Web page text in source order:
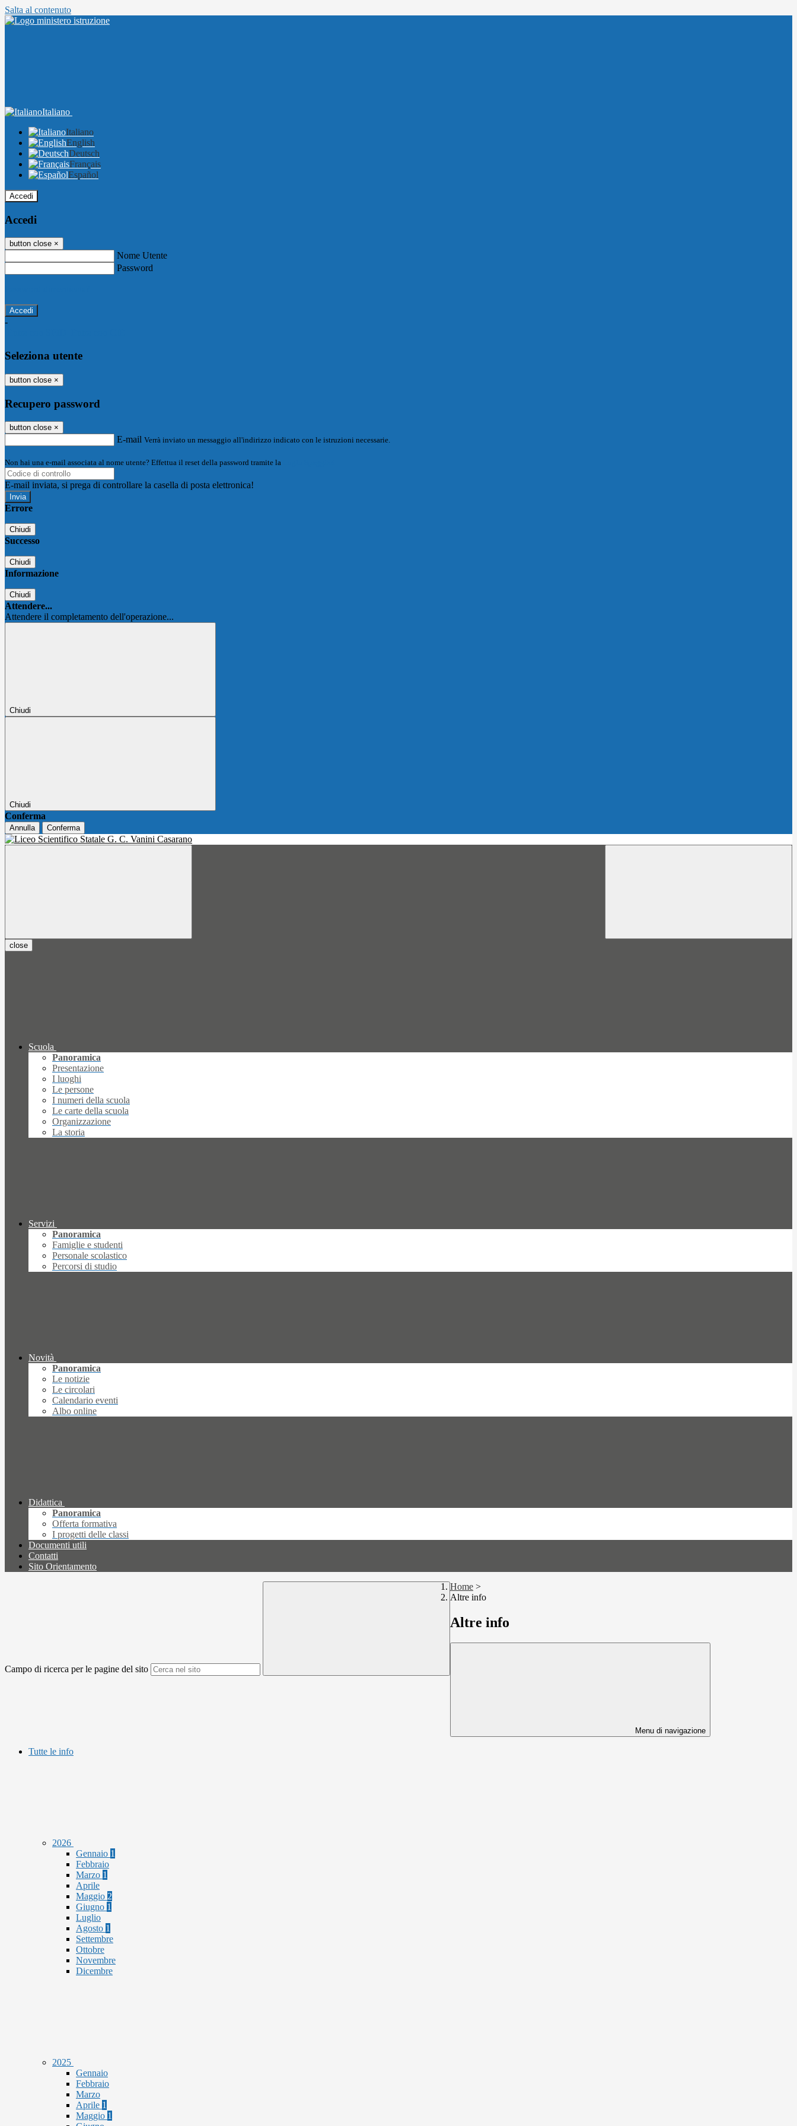
Salta al contenuto
Italiano
Italiano
English
Deutsch
Français
Español
Accedi
Accedi
button close ×
Nome Utente
Password
-
Seleziona utente
button close ×
Recupero password
button close ×
E-mail Verrà inviato un messaggio all'indirizzo indicato con le istruzioni necessarie.
Non hai una e-mail associata al nome utente? Effettua il reset della password tramite la
E-mail inviata, si prega di controllare la casella di posta elettronica!
Errore
Chiudi
Successo
Chiudi
Informazione
Chiudi
Attendere...
Attendere il completamento dell'operazione...
Chiudi
Chiudi
Conferma
Annulla Conferma
close
Scuola
Panoramica
Presentazione
I luoghi
Le persone
I numeri della scuola
Le carte della scuola
Organizzazione
La storia
Servizi
Panoramica
Famiglie e studenti
Personale scolastico
Percorsi di studio
Novità
Panoramica
Le notizie
Le circolari
Calendario eventi
Albo online
Didattica
Panoramica
Offerta formativa
I progetti delle classi
Documenti utili
Contatti
Sito Orientamento
Campo di ricerca per le pagine del sito
Home >
Altre info
Altre info
Menu di navigazione
Tutte le info
2026
Gennaio 1
Febbraio
Marzo 1
Aprile
Maggio 2
Giugno 1
Luglio
Agosto 1
Settembre
Ottobre
Novembre
Dicembre
2025
Gennaio
Febbraio
Marzo
Aprile 1
Maggio 1